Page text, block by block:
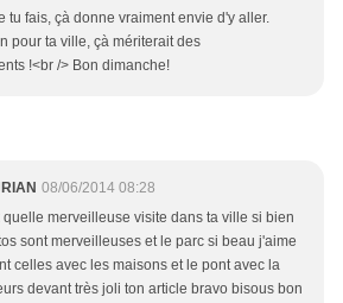
tu fais, çà donne vraiment envie d'y aller.
pour ta ville, çà mériterait des
!<br /> Bon dimanche!
08/06/2014 08:28
quelle merveilleuse visite dans ta ville si bien
sont merveilleuses et le parc si beau j'aime
celles avec les maisons et le pont avec la
devant très joli ton article bravo bisous bon